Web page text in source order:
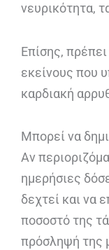
νευρικότητα,
Επίσης,
εκείνους που
καρδιακή
Μπορεί να
Αν
ημερήσιες
δεχτεί και να
ποσοστό της
πρόσληψή της